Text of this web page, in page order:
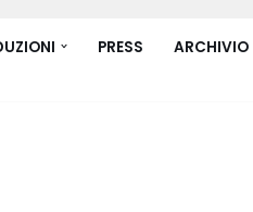
PRESS
ARCHIVIO